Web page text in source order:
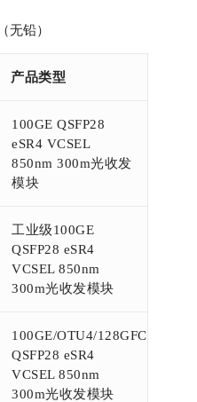
无铅）
产品类型
100GE QSFP28
eSR4 VCSEL
850nm 300m光收发
模块
工业级100GE
QSFP28 eSR4
VCSEL 850nm
300m光收发模块
100GE/OTU4/128GFC
QSFP28 eSR4
VCSEL 850nm
300m光收发模块